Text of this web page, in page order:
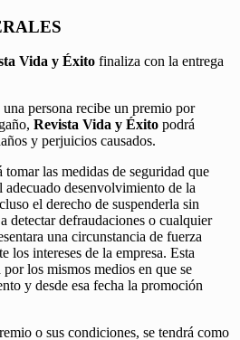
Vida y Éxito finaliza con la entrega
persona recibe un premio por
Revista Vida y Éxito podrá
y perjuicios causados.
tomar las medidas de seguridad que
adecuado desenvolvimiento de la
el derecho de suspenderla sin
detectar defraudaciones o cualquier
una circunstancia de fuerza
los intereses de la empresa. Esta
los mismos medios en que se
y desde esa fecha la promoción
o sus condiciones, se tendrá como